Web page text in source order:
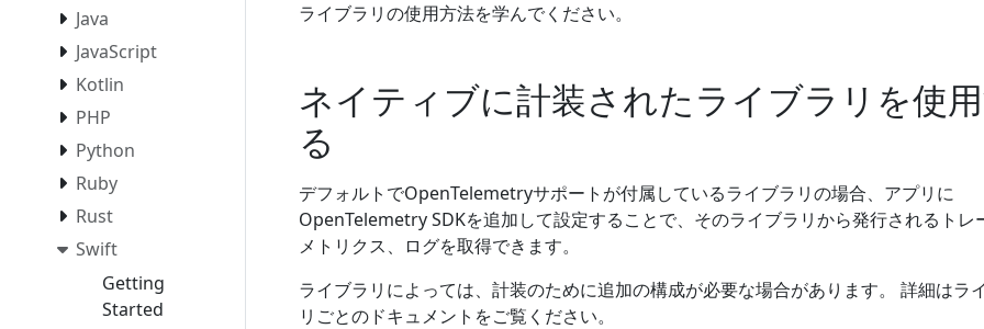
Java
JavaScript
Kotlin
PHP
Python
Ruby
Rust
Swift
Getting
Started
ライブラリの使用方法を学んでください。
ネイティブに計装されたライブラリを使
る
デフォルトでOpenTelemetryサポートが付属しているライブラリの場合、アプリに
OpenTelemetry SDKを追加して設定することで、そのライブラリから発行されるトレ
メトリクス、ログを取得できます。
ライブラリによっては、計装のために追加の構成が必要な場合があります。 詳細はラ
リごとのドキュメントをご覧ください。